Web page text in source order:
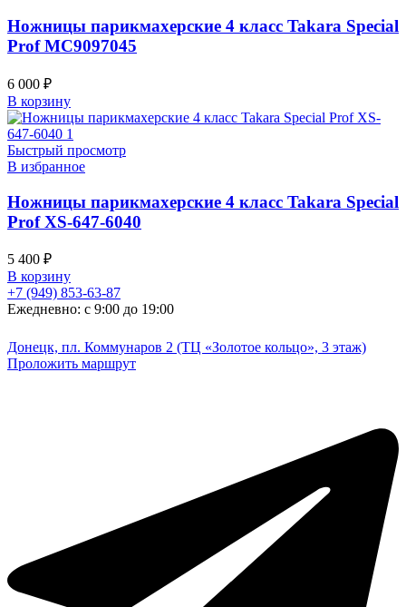
Ножницы парикмахерские 4 класс Takara Special
Prof MC9097045
6 000 ₽
В корзину
Быстрый просмотр
В избранное
Ножницы парикмахерские 4 класс Takara Special
Prof XS-647-6040
5 400 ₽
В корзину
+7 (949) 853-63-87
Ежедневно: с 9:00 до 19:00
Донецк, пл. Коммунаров 2 (ТЦ «Золотое кольцо», 3 этаж)
Проложить маршрут